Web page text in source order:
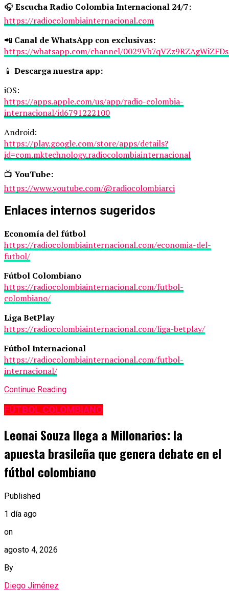
🎧 Escucha Radio Colombia Internacional 24/7:
https://radiocolombiainternacional.com
📲 Canal de WhatsApp con exclusivas:
https://whatsapp.com/channel/
📱 Descarga nuestra app:
iOS:
https://apps.apple.com/us/app/radio-colombia-
internacional/id6791222100
Android:
https://play.google.com/store/apps/details?
id=com.mktechnology.radiocolombiainternacional
📺 YouTube:
https://www.youtube.com/@radiocolombiarci
Enlaces internos sugeridos
Economía del fútbol
https://radiocolombiainternacional.com/economia-del-
futbol/
Fútbol Colombiano
https://radiocolombiainternacional.com/futbol-
colombiano/
Liga BetPlay
https://radiocolombiainternacional.com/liga-betplay/
Fútbol Internacional
https://radiocolombiainternacional.com/futbol-
internacional/
Continue Reading
FÚTBOL COLOMBIANO
Leonai Souza llega a Millonarios: la
apuesta brasileña que genera debate en el
fútbol colombiano
Published
1 día ago
on
agosto 4, 2026
By
Diego Jiménez